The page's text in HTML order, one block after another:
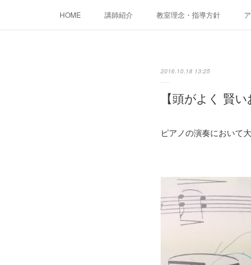
HOME 講師紹介 教室理念・指導方針
2016.10.18 13:25
【頭がよく 賢
ピアノの演奏において